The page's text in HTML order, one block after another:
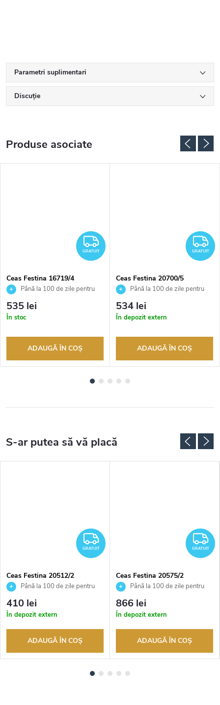
Parametri suplimentari
Discuţie
Produse asociate
GRATUIT
GRATUIT
Ceas Festina 16719/4
Până la 100 de zile pentru
returnarea bunurilor. Vânzător
autorizat
535 lei
În stoc
ADAUGĂ ÎN COŞ
GRATUIT
Ceas Festina 20700/5
Până la 100 de zile pentru
returnarea bunurilor. Vânzător
autorizat
534 lei
În depozit extern
ADAUGĂ ÎN COŞ
GRATUIT
GRATUIT
Ceas Festina 20512/2
Până la 100 de zile pentru
returnarea bunurilor. Vânzător
autorizat
410 lei
În depozit extern
ADAUGĂ ÎN COŞ
GRATUIT
Ceas Festina 20575/2
Până la 100 de zile pentru
returnarea bunurilor. Vânzător
autorizat
866 lei
În depozit extern
ADAUGĂ ÎN COŞ